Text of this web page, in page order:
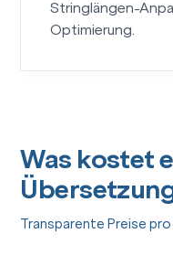
Stringlängen-
Optimierung.
Was kostet
Transparente Preise